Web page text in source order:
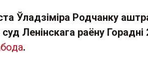
Ўладзіміра Родчанку
Ленінскага раёну Горадні
.